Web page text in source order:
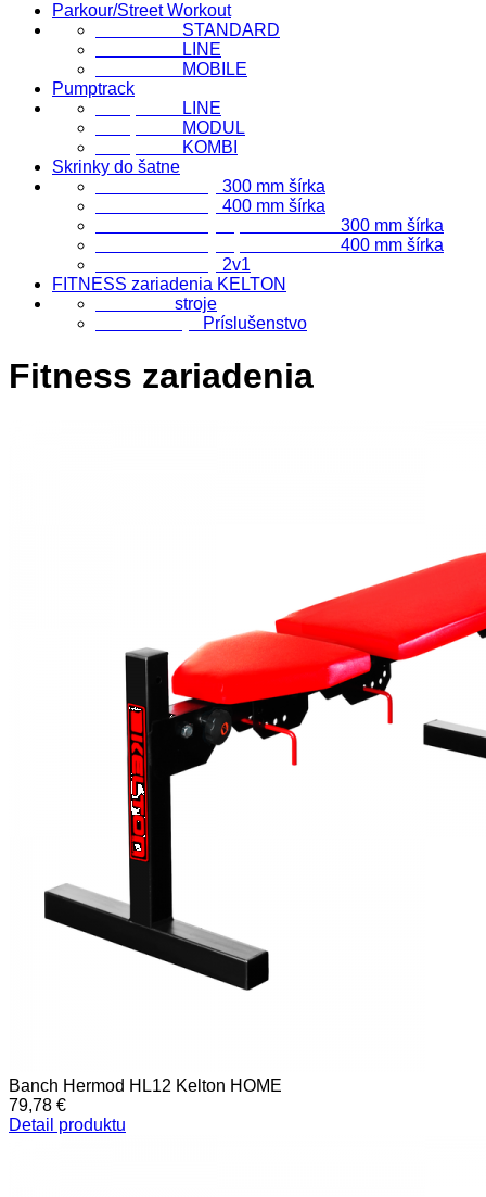
Parkour/Street Workout
STANDARD
LINE
MOBILE
Pumptrack
LINE
MODUL
KOMBI
Skrinky do šatne
300 mm šírka
400 mm šírka
300 mm šírka
400 mm šírka
2v1
FITNESS zariadenia KELTON
stroje
Príslušenstvo
Fitness zariadenia
Banch Hermod HL12 Kelton HOME
79,78 €
Detail produktu